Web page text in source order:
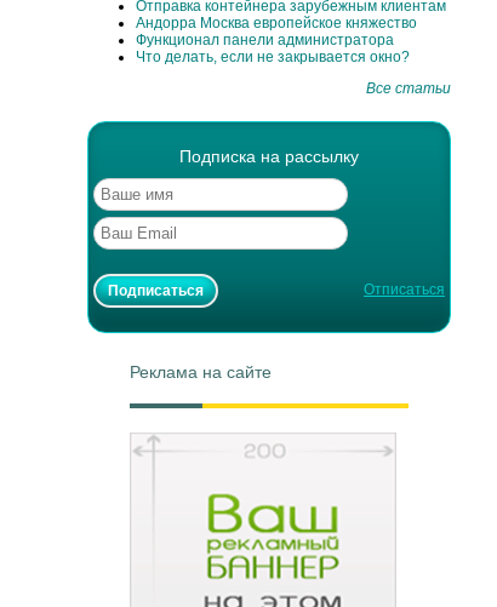
Отправка контейнера зарубежным клиентам
Андорра Москва европейское княжество
Функционал панели администратора
Что делать, если не закрывается окно?
Все статьи
Подписка на рассылку
Отписаться
Реклама на сайте